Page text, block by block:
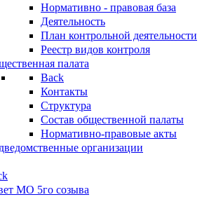
Нормативно - правовая база
Деятельность
План контрольной деятельности
Реестр видов контроля
палата
Back
Контакты
Структура
Состав общественной палаты
Нормативно-правовые акты
организации
МО 5го созыва